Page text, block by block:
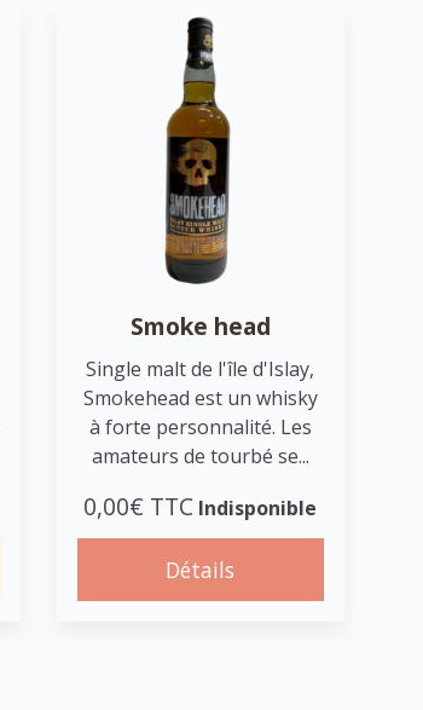
Smoke head
Single malt de l'île d'Islay,
Smokehead est un whisky
à forte personnalité. Les
amateurs de tourbé se...
0,00€ TTC Indisponible
Détails